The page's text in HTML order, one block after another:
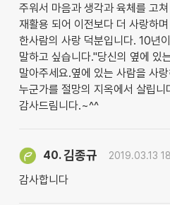
주워서 마음과 생각과 육체를 고
재활용 되어 이전보다 더 사랑하
한사람의 사랑 덕분입니다. 10년
말하고 싶습니다."당신의 옆에 있
말아주세요.옆에 있는 사람을 사
누군가를 절망의 지옥에서 살립니
감사드림니다.~^^
40.김종규 2019.03.13
감사합니다